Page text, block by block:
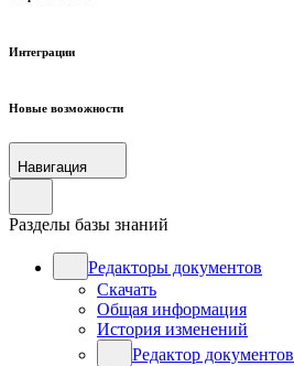
Интеграции
Новые возможности
Навигация
Разделы базы знаний
Редакторы документов
Скачать
Общая информация
История изменений
Редактор документов